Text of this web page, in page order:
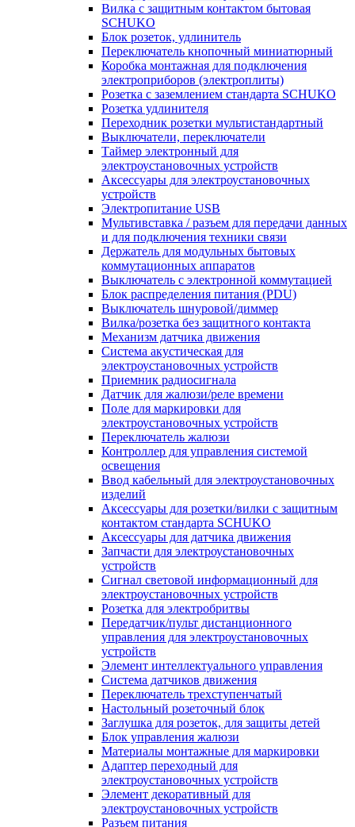
Вилка с защитным контактом бытовая
SCHUKO
Блок розеток, удлинитель
Переключатель кнопочный миниатюрный
Коробка монтажная для подключения
электроприборов (электроплиты)
Розетка с заземлением стандарта SCHUKO
Розетка удлинителя
Переходник розетки мультистандартный
Выключатели, переключатели
Таймер электронный для
электроустановочных устройств
Аксессуары для электроустановочных
устройств
Электропитание USB
Мультивставка / разъем для передачи данных
и для подключения техники связи
Держатель для модульных бытовых
коммутационных аппаратов
Выключатель с электронной коммутацией
Блок распределения питания (PDU)
Выключатель шнуровой/диммер
Вилка/розетка без защитного контакта
Механизм датчика движения
Система акустическая для
электроустановочных устройств
Приемник радиосигнала
Датчик для жалюзи/реле времени
Поле для маркировки для
электроустановочных устройств
Переключатель жалюзи
Контроллер для управления системой
освещения
Ввод кабельный для электроустановочных
изделий
Аксессуары для розетки/вилки с защитным
контактом стандарта SCHUKO
Аксессуары для датчика движения
Запчасти для электроустановочных
устройств
Сигнал световой информационный для
электроустановочных устройств
Розетка для электробритвы
Передатчик/пульт дистанционного
управления для электроустановочных
устройств
Элемент интеллектуального управления
Система датчиков движения
Переключатель трехступенчатый
Настольный розеточный блок
Заглушка для розеток, для защиты детей
Блок управления жалюзи
Материалы монтажные для маркировки
Адаптер переходный для
электроустановочных устройств
Элемент декоративный для
электроустановочных устройств
Разъем питания